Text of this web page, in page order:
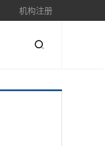
机构注册